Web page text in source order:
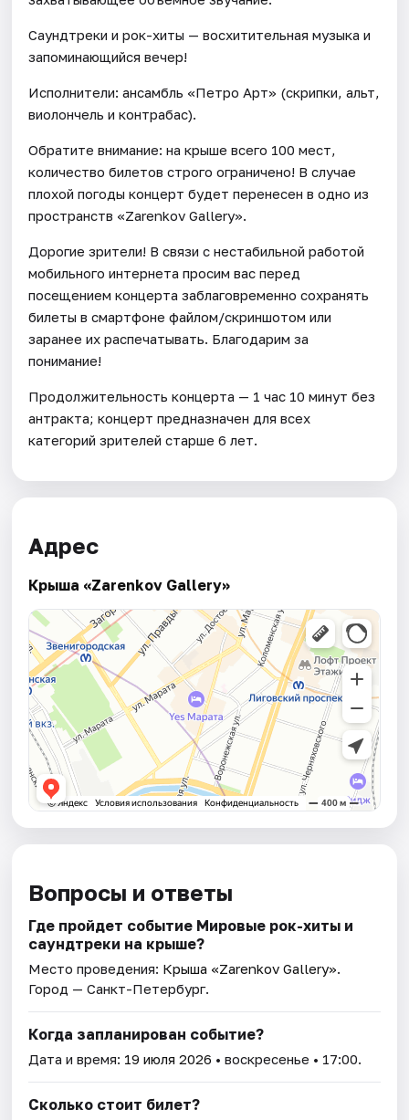
Саундтреки и рок-хиты — восхитительная музыка и
запоминающийся вечер!
Исполнители: ансамбль «Петро Арт» (скрипки, альт,
виолончель и контрабас).
Обратите внимание: на крыше всего 100 мест,
количество билетов строго ограничено! В случае
плохой погоды концерт будет перенесен в одно из
пространств «Zarenkov Gallery».
Дорогие зрители! В связи с нестабильной работой
мобильного интернета просим вас перед
посещением концерта заблаговременно сохранять
билеты в смартфоне файлом/скриншотом или
заранее их распечатывать. Благодарим за
понимание!
Продолжительность концерта — 1 час 10 минут без
антракта; концерт предназначен для всех
категорий зрителей старше 6 лет.
Адрес
Крыша «Zarenkov Gallery»
Вопросы и ответы
Где пройдет событие Мировые рок-хиты и
саундтреки на крыше?
Место проведения: Крыша «Zarenkov Gallery».
Город — Санкт-Петербург.
Когда запланирован событие?
Дата и время: 19 июля 2026 • воскресенье • 17:00.
Сколько стоит билет?